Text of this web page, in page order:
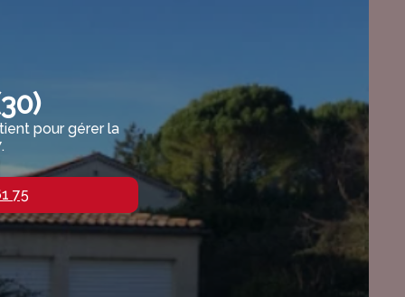
pour gérer la
75